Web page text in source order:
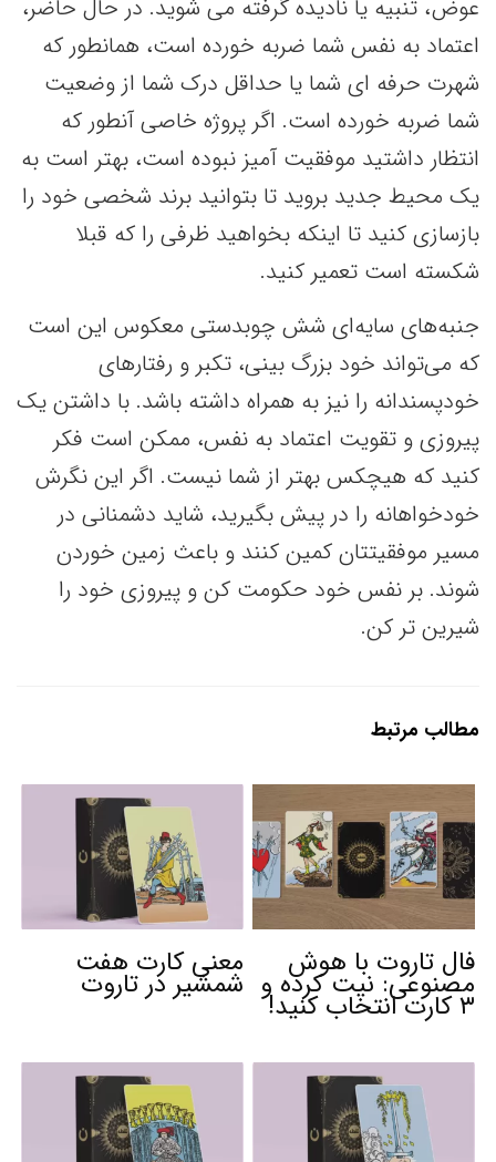
عوض، تنبیه یا نادیده گرفته می شوید. در حال حاضر،
اعتماد به نفس شما ضربه خورده است، همانطور که
شهرت حرفه ای شما یا حداقل درک شما از وضعیت
شما ضربه خورده است. اگر پروژه خاصی آنطور که
انتظار داشتید موفقیت آمیز نبوده است، بهتر است به
یک محیط جدید بروید تا بتوانید برند شخصی خود را
بازسازی کنید تا اینکه بخواهید ظرفی را که قبلا
شکسته است تعمیر کنید.
جنبه‌های سایه‌ای شش چوبدستی معکوس این است
که می‌تواند خود بزرگ بینی، تکبر و رفتارهای
خودپسندانه را نیز به همراه داشته باشد. با داشتن یک
پیروزی و تقویت اعتماد به نفس، ممکن است فکر
کنید که هیچکس بهتر از شما نیست. اگر این نگرش
خودخواهانه را در پیش بگیرید، شاید دشمنانی در
مسیر موفقیتتان کمین کنند و باعث زمین خوردن
شوند. بر نفس خود حکومت کن و پیروزی خود را
شیرین تر کن.
مطالب مرتبط
فال تاروت با هوش
مصنوعی: نیت کرده و
۳ کارت انتخاب کنید!
معنی کارت هفت
شمشیر در تاروت